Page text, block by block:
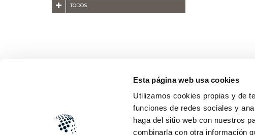
Esta página web usa cookies
Utilizamos cookies propias y de
funciones de redes sociales y
haga del sitio web con nuestros
combinarla con otra información
TODOS